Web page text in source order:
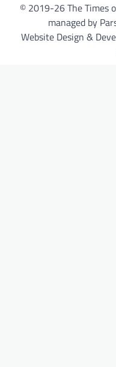
© 2019-26 The Times
managed by
Website Design &